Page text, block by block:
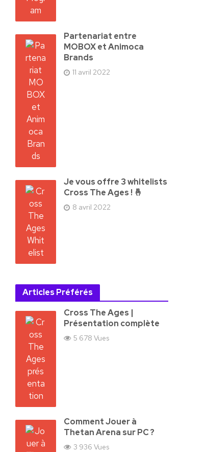
Partenariat entre
MOBOX et Animoca
Brands
11 avril 2022
Je vous offre 3 whitelists
Cross The Ages ! 🤞
8 avril 2022
Articles Préférés
Cross The Ages |
Présentation complète
5 678 Vues
Comment Jouer à
Thetan Arena sur PC ?
3 936 Vues